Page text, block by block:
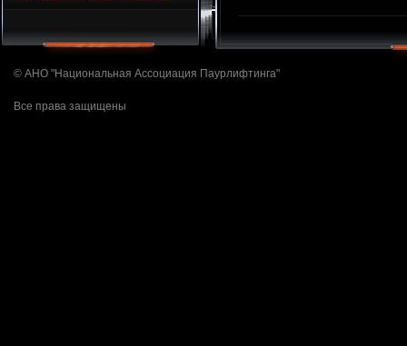
© АНО "Национальная Ассоциация Паурлифтинга"
Все права защищены